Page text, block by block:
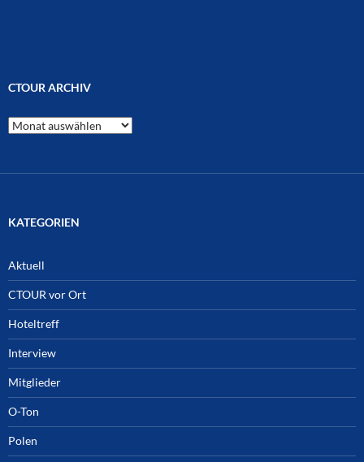
CTOUR ARCHIV
CTOUR
Archiv
KATEGORIEN
Aktuell
CTOUR vor Ort
Hoteltreff
Interview
Mitglieder
O-Ton
Polen